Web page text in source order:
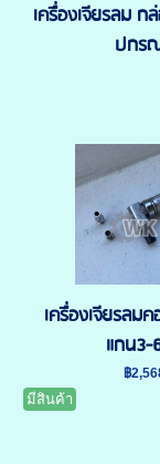
เครื่องเจียรลม
ปกร
เครื่องเจียรลม
แกน3-
฿
มีสินค้า